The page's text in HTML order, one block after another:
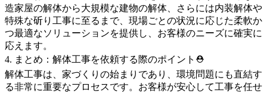
造家屋の解体から大規模な建物の解体、さらには内装解体や
特殊な斫り工事に至るまで、現場ごとの状況に応じた柔軟か
つ最適なソリューションを提供し、お客様のニーズに確実に
応えます。
4. まとめ：解体工事を依頼する際のポイント⛑️
解体工事は、家づくりの始まりであり、環境問題にも直結す
る非常に重要なプロセスです。お客様が安心して工事を任せ